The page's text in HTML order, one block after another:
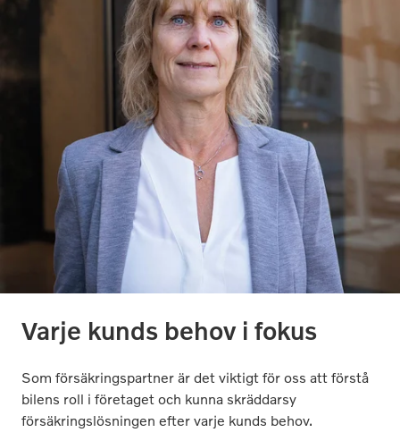
Varje kunds behov i fokus
Som försäkringspartner är det viktigt för oss att förstå
bilens roll i företaget och kunna skräddarsy
försäkringslösningen efter varje kunds behov.